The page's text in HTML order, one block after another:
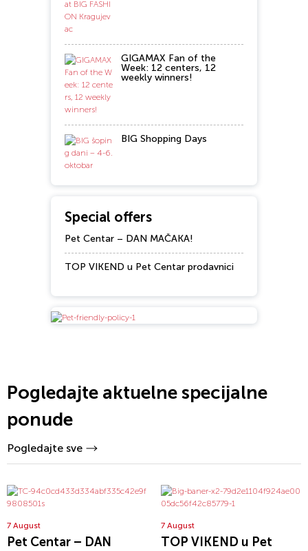
GIGAMAX Fan of the
Week: 12 centers, 12
weekly winners!
BIG Shopping Days
Special offers
Pet Centar – DAN MAČAKA!
TOP VIKEND u Pet Centar prodavnici
Pogledajte aktuelne specijalne
ponude
Pogledajte sve
7 August
Pet Centar – DAN
7 August
TOP VIKEND u Pet